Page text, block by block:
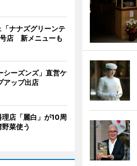
ナナズグリーンテ
店 新メニューも
ーズンズ」直営ケ
アップ出店
店「麗白」が10周
菜使う